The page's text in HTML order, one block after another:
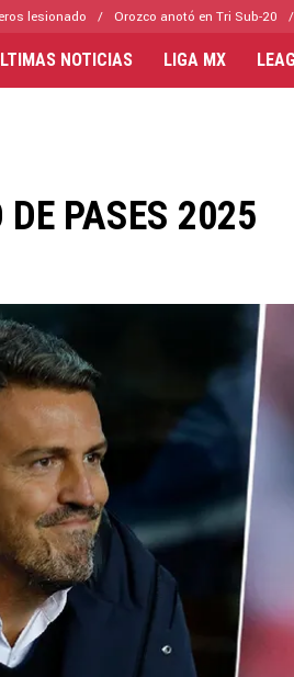
lesionado Orozco anotó en Tri Sub-20
NOTICIAS LIGA MX
DE PASES 2025